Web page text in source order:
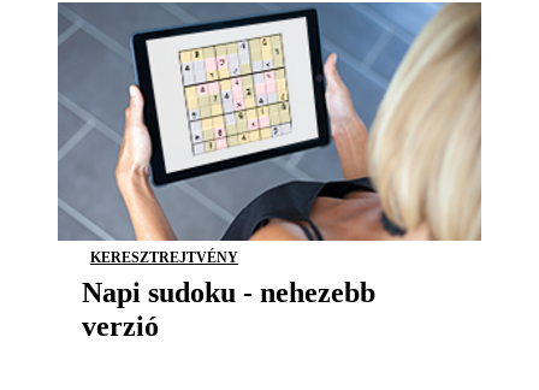
KERESZTREJTVÉNY
Napi sudoku - nehezebb
verzió